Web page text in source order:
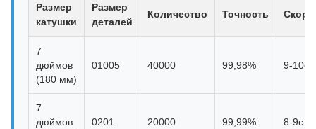
Размер
катушки
Размер
деталей
Количество Точность
7
дюймов
(180 мм)
01005 40000 99,98% 9-10с
7
дюймов
0201 20000 99,99% 8-9с